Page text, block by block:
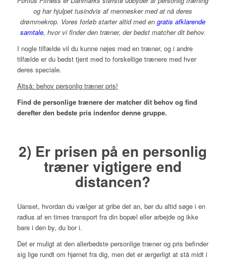
og har hjulpet tusindvis af mennesker med at nå deres
drømmekrop. Vores forløb starter altid med engratis afklarende
samtale, hvor vi finder den træner, der bedst matcher dit behov.
I nogle tilfælde vil du kunne nøjes med en træner, og i andre
tilfælde er du bedst tjent med to forskellige trænere med hver
deres speciale.
Altså: behov personlig træner pris!
Find de personlige trænere der matcher dit behov og find
derefter den bedste pris indenfor denne gruppe.
2) Er prisen på en personlig
træner vigtigere end
distancen?
Uanset, hvordan du vælger at gribe det an, bør du altid søge i en
radius af en times transport fra din bopæl eller arbejde og ikke
bare i den by, du bor i.
Det er muligt at den allerbedste personlige træner og pris befinder
sig lige rundt om hjørnet fra dig, men det er ærgerligt at stå midt i